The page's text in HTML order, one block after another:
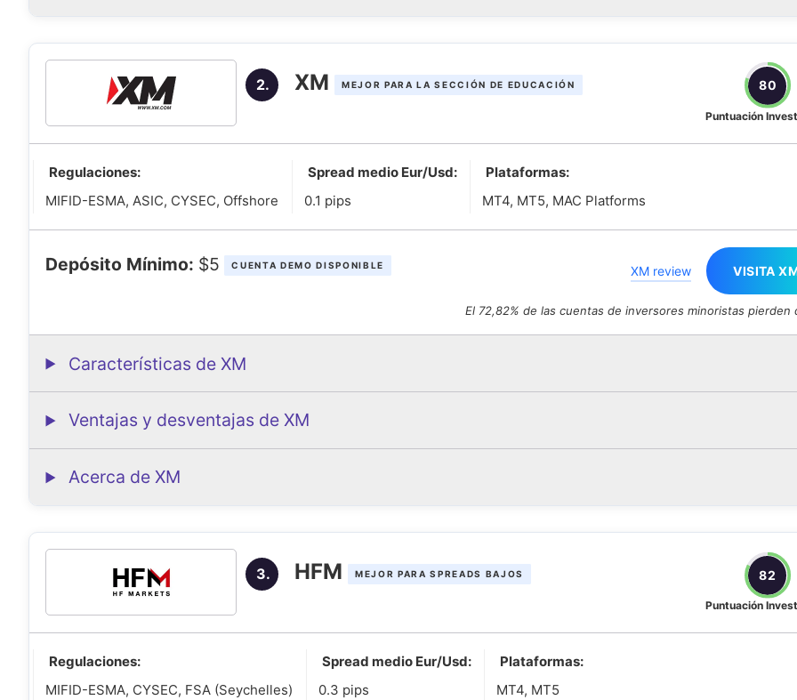
2. XM MEJOR PARA LA SECCIÓN DE EDUCACIÓN 80
Puntuación
Regulaciones:
MIFID-ESMA, ASIC, CYSEC, Offshore
Spread medio Eur/Usd:
0.1 pips
Plataformas:
MT4, MT5, MAC Platforms
Depósito Mínimo: $5 CUENTA DEMO DISPONIBLE XM review VISITA
El 72,82% de las cuentas de inversores minoristas pierden
Características de XM
Ventajas y desventajas de XM
Acerca de XM
3. HFM MEJOR PARA SPREADS BAJOS 82
Puntuación
Regulaciones:
MIFID-ESMA, CYSEC, FSA (Seychelles)
Spread medio Eur/Usd:
0.3 pips
Plataformas:
MT4, MT5